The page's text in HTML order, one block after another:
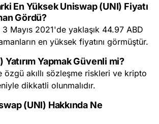
En Yüksek Uniswap (UNI) Fiyatı
Gördü?
Mayıs 2021'de yaklaşık 44.97 ABD
en yüksek fiyatını görmüştür.
Yatırım Yapmak Güvenli mi?
özgü akıllı sözleşme riskleri ve kripto
dikkatli olunmalıdır.
(UNI) Hakkında Ne